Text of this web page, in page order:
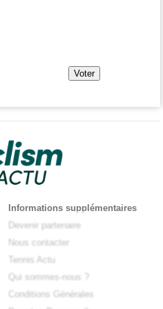
Informations supplémentaires
Devenir partenaire
Nous contacter
Tennis Actu
Qui sommes-nous ?
Conditions Générales